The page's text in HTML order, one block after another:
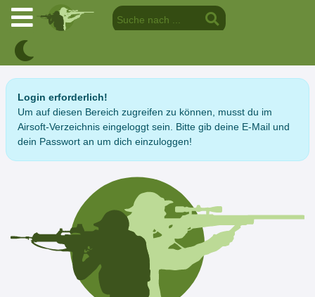
Login erforderlich!
Um auf diesen Bereich zugreifen zu können, musst du im
Airsoft-Verzeichnis eingeloggt sein. Bitte gib deine E-Mail und
dein Passwort an um dich einzuloggen!